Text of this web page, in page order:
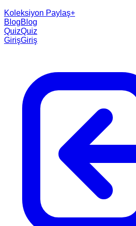
Koleksiyon Paylaş+
BlogBlog
QuizQuiz
GirişGiriş